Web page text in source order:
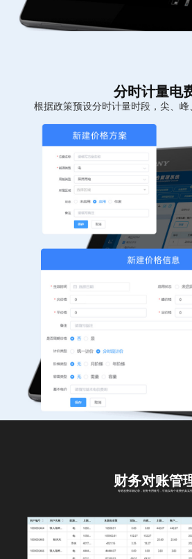
分时计量电
根据政策预设分时计量时段，尖、
财务对账管
每笔收费详细记录，财务专用账号，可核实每个收费的真实性